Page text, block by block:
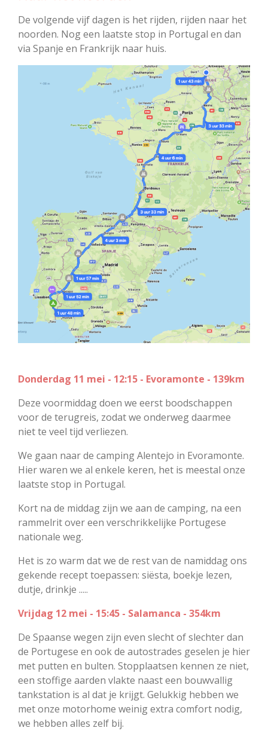
De volgende vijf dagen is het rijden, rijden naar het
noorden. Nog een laatste stop in Portugal en dan
via Spanje en Frankrijk naar huis.
Donderdag 11 mei - 12:15 - Evoramonte - 139km
Deze voormiddag doen we eerst boodschappen
voor de terugreis, zodat we onderweg daarmee
niet te veel tijd verliezen.
We gaan naar de camping Alentejo in Evoramonte.
Hier waren we al enkele keren, het is meestal onze
laatste stop in Portugal.
Kort na de middag zijn we aan de camping, na een
rammelrit over een verschrikkelijke Portugese
nationale weg.
Het is zo warm dat we de rest van de namiddag ons
gekende recept toepassen: siësta, boekje lezen,
dutje, drinkje .....
Vrijdag 12 mei - 15:45 - Salamanca - 354km
De Spaanse wegen zijn even slecht of slechter dan
de Portugese en ook de autostrades geselen je hier
met putten en bulten. Stopplaatsen kennen ze niet,
een stoffige aarden vlakte naast een bouwvallig
tankstation is al dat je krijgt. Gelukkig hebben we
met onze motorhome weinig extra comfort nodig,
we hebben alles zelf bij.